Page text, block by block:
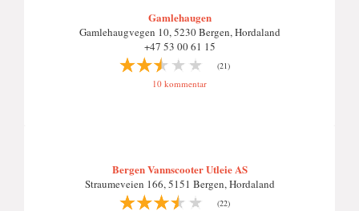
Gamlehaugen
Gamlehaugvegen 10, 5230 Bergen, Hordaland
+47 53 00 61 15
(21)
10 kommentar
Bergen Vannscooter Utleie AS
Straumeveien 166, 5151 Bergen, Hordaland
(22)